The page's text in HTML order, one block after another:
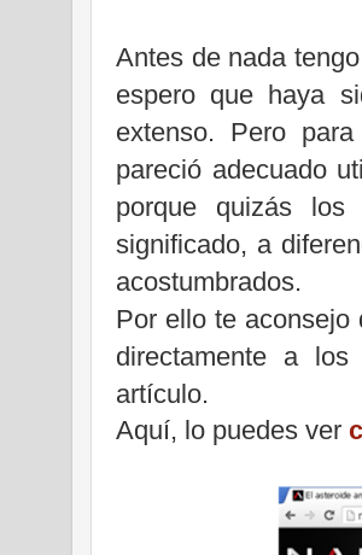
Antes de nada
espero que haya
extenso. Pero
pareció adecuado
porque quizás los
significado, a
acostumbrados.
Por ello te aconsejo
directamente a
artículo.
Aquí, lo puedes ver